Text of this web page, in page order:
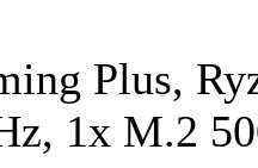
Plus,
1x M.2